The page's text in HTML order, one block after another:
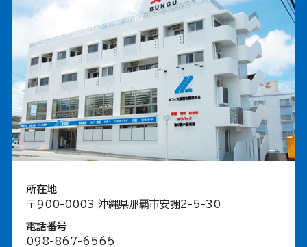
所在地
〒900-0003 沖縄県那覇市安謝2-5-30
電話番号
098-867-6565